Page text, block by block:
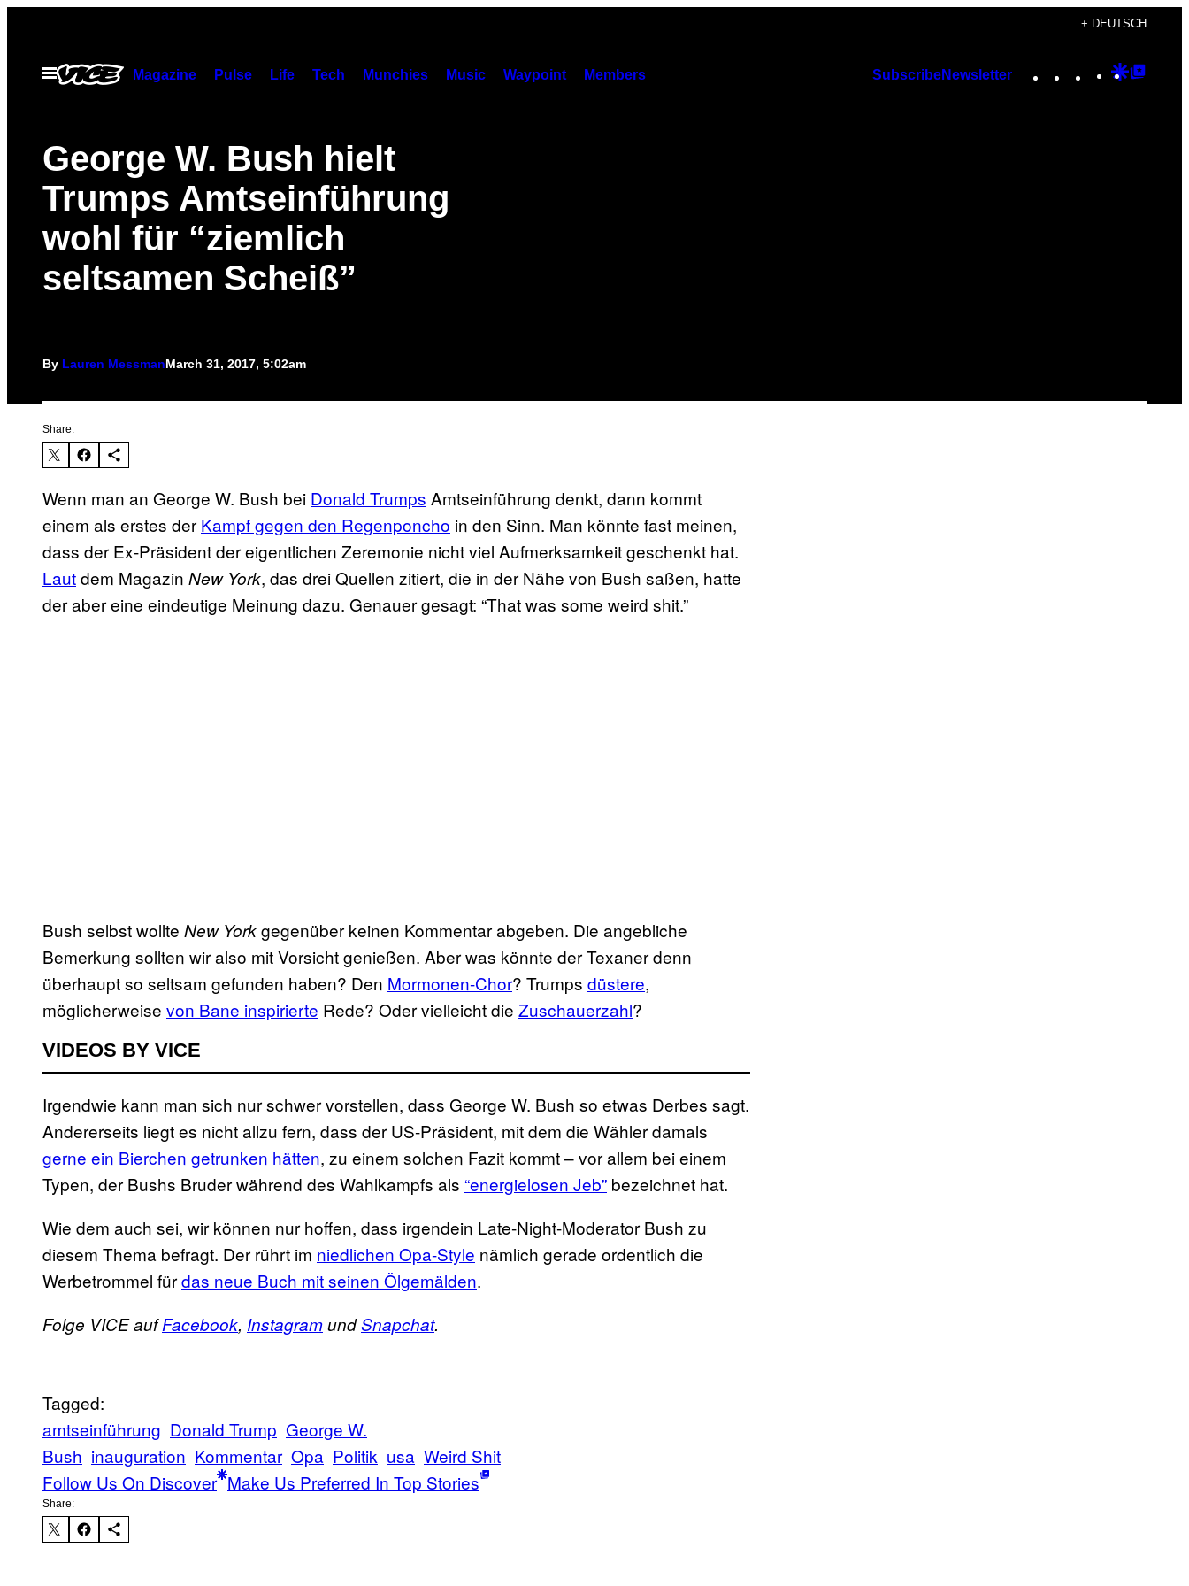
content
+ DEUTSCH
Open
Menu
Magazine Pulse Life Tech Munchies Music Waypoint Members SubscribeNewsletter Instagram
TikTok
YouTube
Google
George W. Bush hielt
Trumps Amtseinführung
wohl für “ziemlich
seltsamen Scheiß”
By Lauren MessmanMarch 31, 2017, 5:02am
Share:
Wenn man an George W. Bush bei Donald Trumps Amtseinführung denkt, dann kommt
einem als erstes der Kampf gegen den Regenponcho in den Sinn. Man könnte fast meinen,
dass der Ex-Präsident der eigentlichen Zeremonie nicht viel Aufmerksamkeit geschenkt hat.
Lautdem Magazin New York, das drei Quellen zitiert, die in der Nähe von Bush saßen, hatte
der aber eine eindeutige Meinung dazu. Genauer gesagt: “That was some weird shit.”
Bush selbst wollte New Yorkgegenüber keinen Kommentar abgeben. Die angebliche
Bemerkung sollten wir also mit Vorsicht genießen. Aber was könnte der Texaner denn
überhaupt so seltsam gefunden haben? Den Mormonen-Chor? Trumps düstere,
möglicherweise von Bane inspirierte Rede? Oder vielleicht die Zuschauerzahl?
VIDEOS BY VICE
Irgendwie kann man sich nur schwer vorstellen, dass George W. Bush so etwas Derbes sagt.
Andererseits liegt es nicht allzu fern, dass der US-Präsident, mit dem die Wähler damals
gerne ein Bierchen getrunken hätten, zu einem solchen Fazit kommt – vor allem bei einem
Typen, der Bushs Bruder während des Wahlkampfs als “energielosen Jeb” bezeichnet hat.
Wie dem auch sei, wir können nur hoffen, dass irgendein Late-Night-Moderator Bush zu
diesem Thema befragt. Der rührt im niedlichen Opa-Style nämlich gerade ordentlich die
Werbetrommel fürdas neue Buch mit seinen Ölgemälden.
Folge VICE aufFacebook, InstagramundSnapchat.
Tagged:
amtseinführung Donald Trump George W.
Bush inauguration Kommentar Opa Politik usa Weird Shit
Follow Us On Discover Make Us Preferred In Top Stories
Share: